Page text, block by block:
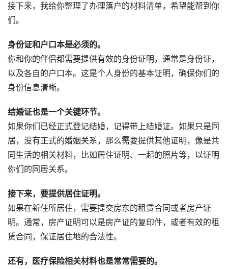
接下来，我给你整理了办理落户的材料清单，希望能帮到你
们。
身份证和户口本是必须的。
你和你的伴侣都需要提供有效的身份证明，通常是身份证，
以及各自的户口本。这是个人身份的基本证明，确保你们的
身份信息清晰。
结婚证也是一个关键环节。
如果你们已经正式登记结婚，记得带上结婚证。如果只是同
居，没有正式的婚姻关系，那么需要提供其他证明，像是共
同生活的相关材料，比如居住证明、一起的照片等，以证明
你们的同居关系。
接下来，要提供居住证明。
如果在新住所居住，需要提交房东的租赁合同或者房产证
明。通常，房产证明可以是房产证的复印件，或者有效的租
赁合同，保证居住地的合法性。
还有，医疗保险相关材料也是常常需要的。